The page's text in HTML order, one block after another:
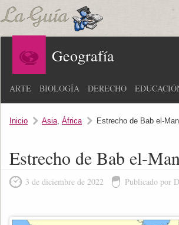
Geografía
ARTE BIOLOGÍA DERECHO
Inicio Asia, África Estrecho de Bab el-
Estrecho de Bab el-
3 de diciembre de 2022 Publicado por